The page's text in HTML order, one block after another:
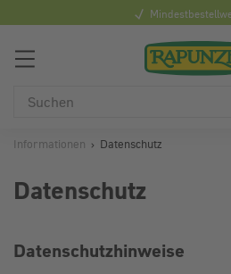
Informationen Datenschutz
Datenschutz
Datenschutzhinweise